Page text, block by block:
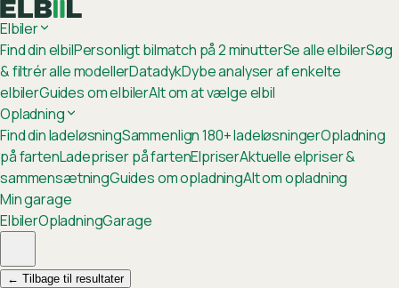
Elbiler
Find din elbilPersonligt bilmatch på 2 minutterSe alle elbilerSøg
& filtrér alle modellerDatadykDybe analyser af enkelte
elbilerGuides om elbilerAlt om at vælge elbil
Opladning
Find din ladeløsningSammenlign 180+ ladeløsningerOpladning
på fartenLadepriser på fartenElpriserAktuelle elpriser &
sammensætningGuides om opladningAlt om opladning
Min garage
ElbilerOpladningGarage
← Tilbage til resultater